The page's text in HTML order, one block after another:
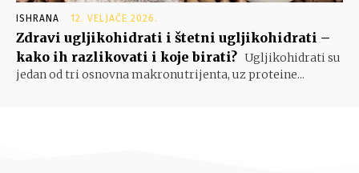
ISHRANA 12. VELJAČE 2026.
Zdravi ugljikohidrati i štetni ugljikohidrati –
kako ih razlikovati i koje birati? Ugljikohidrati su
jedan od tri osnovna makronutrijenta, uz proteine...